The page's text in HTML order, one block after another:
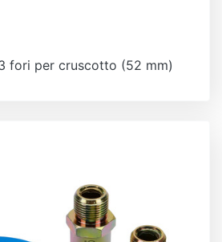
fori per cruscotto (52 mm)